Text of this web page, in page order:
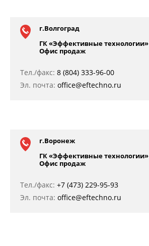
г.Волгоград
ГК «Эффективные технологии»
Офис продаж
Тел./факс: 8 (804) 333-96-00
Эл. почта: office@eftechno.ru
г.Воронеж
ГК «Эффективные технологии»
Офис продаж
Тел./факс: +7 (473) 229-95-93
Эл. почта: office@eftechno.ru